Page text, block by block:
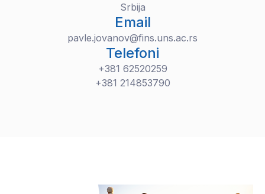
Srbija
Email
pavle.jovanov@fins.uns.ac.rs
Telefoni
+381 62520259
+381 214853790